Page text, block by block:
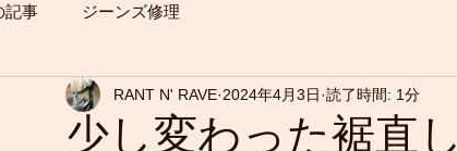
記事 ジーンズ修理
少し変わった裾直し
RANT N' RAVE 2024年4月3日 読了時間: 1分